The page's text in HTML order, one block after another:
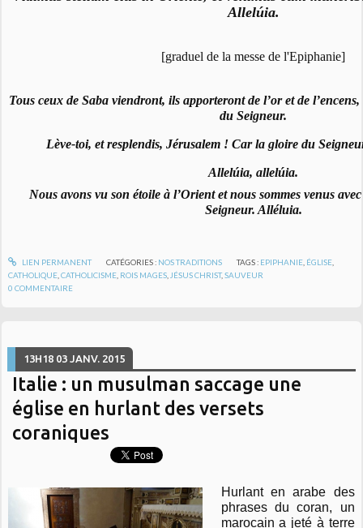
Allelúia.
[graduel de la messe de l'Epiphanie]
Tous ceux de Saba viendront, ils apporteront de l’or et de
du Seigneur.
Lève-toi, et resplendis, Jérusalem ! Car la gloire du
Allelúia, allelúia.
Nous avons vu son étoile à l’Orient et nous sommes venus
Seigneur. Alléluia.
LIEN PERMANENT CATÉGORIES : NOS TRADITIONS TAGS : EPIPHANIE ÉGLISE
CATHOLIQUE ,CATHOLICISME ROIS MAGES JÉSUS CHRIST,SAUVEUR
0 COMMENTAIRE
13H18 03 JANV. 2015
Italie : un musulman saccage une
église en hurlant des versets
coraniques
Hurlant en arabe des
phrases du coran, un
marocain a jeté à terre